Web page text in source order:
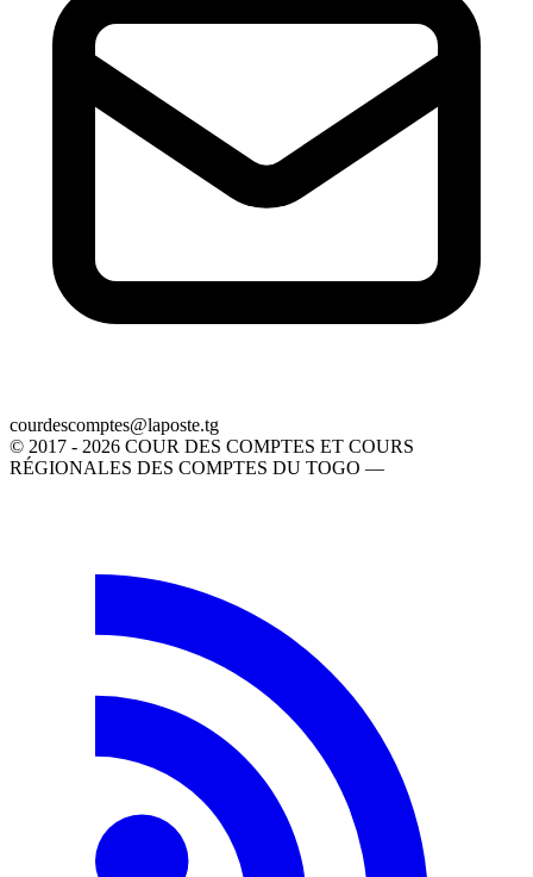
gt.etsopal@setpmocsedruoc
© 2017 - 2026 COUR DES COMPTES ET COURS
RÉGIONALES DES COMPTES DU TOGO —